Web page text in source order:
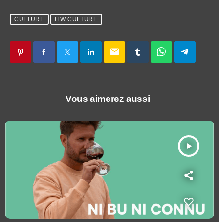
CULTURE ITW CULTURE
email
Vous aimerez aussi
play_arrow